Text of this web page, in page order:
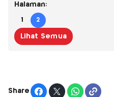
Halaman:
1 2
Lihat Semua
Share